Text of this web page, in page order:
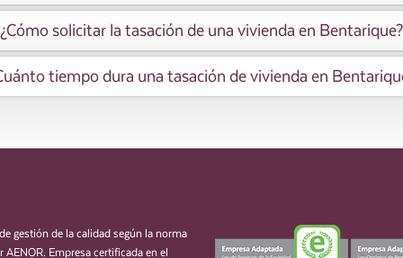
¿Cómo solicitar la tasación de una vivienda en Bentarique?
tiempo dura una tasación de vivienda en
gestión de la calidad según la norma
Empresa certificada en el